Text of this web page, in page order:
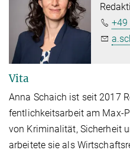
+49
Vita
An­na Schaich ist seit 2017
fent­lich­keits­ar­beit am Max-
von Kri­mi­na­li­tät, Si­cher­heit
ar­bei­te­te sie als